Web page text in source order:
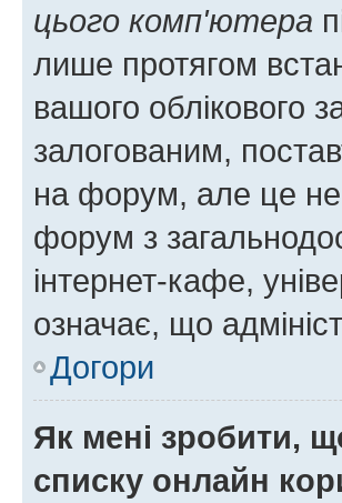
цього комп'ютера
лише протягом
вашого облікового
залогованим,
на форум, але це
форум з
інтернет-кафе,
означає, що
Догори
Як мені зробити,
списку онлайн